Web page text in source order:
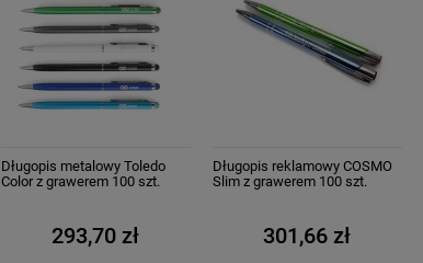
Długopis metalowy Toledo
Color z grawerem 100 szt.
293,70 zł
Długopis reklamowy COSMO
Slim z grawerem 100 szt.
301,66 zł